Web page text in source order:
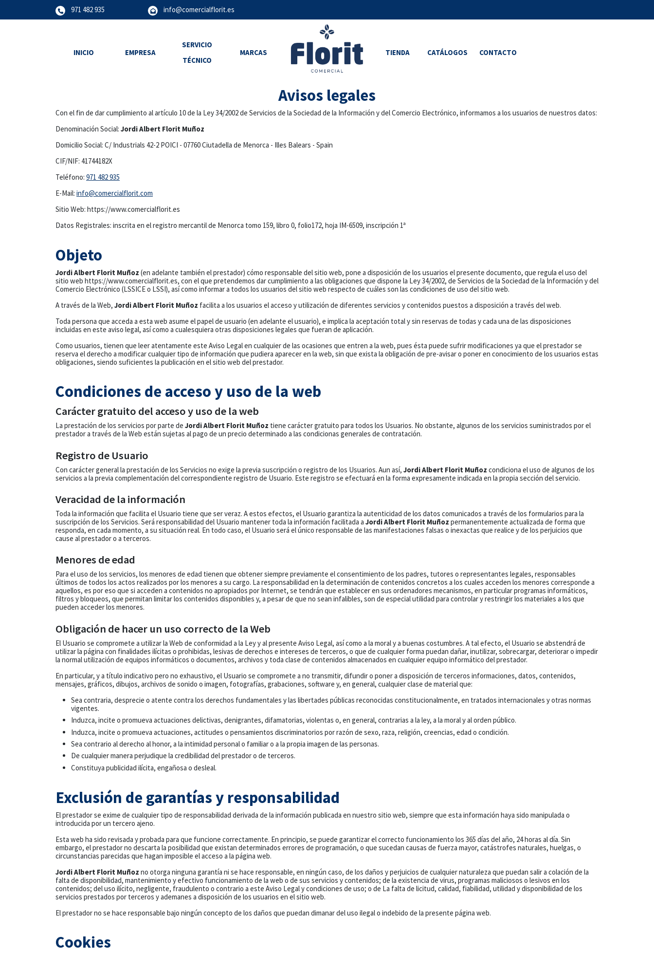
971 482 935 info@comercialflorit.es
INICIO EMPRESA
SERVICIO
TÉCNICO
MARCAS TIENDA CATÁLOGOS CONTACTO
Avisos legales
Con el fin de dar cumplimiento al artículo 10 de la Ley 34/2002 de Servicios de la Sociedad de la Información y del Comercio Electrónico, informamos a los usuarios de nuestros datos:
Denominación Social: Jordi Albert Florit Muñoz
Domicilio Social: C/ Industrials 42-2 POICI - 07760 Ciutadella de Menorca - Illes Balears - Spain
CIF/NIF: 41744182X
Teléfono: 971 482 935
E-Mail: info@comercialflorit.com
Sitio Web: https://www.comercialflorit.es
Datos Registrales: inscrita en el registro mercantil de Menorca tomo 159, libro 0, folio172, hoja IM-6509, inscripción 1ª
Objeto
Jordi Albert Florit Muñoz (en adelante también el prestador) cómo responsable del sitio web, pone a disposición de los usuarios el presente documento, que regula el uso del
sitio web https://www.comercialflorit.es, con el que pretendemos dar cumplimiento a las obligaciones que dispone la Ley 34/2002, de Servicios de la Sociedad de la Información y del
Comercio Electrónico (LSSICE o LSSI), así como informar a todos los usuarios del sitio web respecto de cuáles son las condiciones de uso del sitio web.
A través de la Web, Jordi Albert Florit Muñoz facilita a los usuarios el acceso y utilización de diferentes servicios y contenidos puestos a disposición a través del web.
Toda persona que acceda a esta web asume el papel de usuario (en adelante el usuario), e implica la aceptación total y sin reservas de todas y cada una de las disposiciones
incluidas en este aviso legal, así como a cualesquiera otras disposiciones legales que fueran de aplicación.
Como usuarios, tienen que leer atentamente este Aviso Legal en cualquier de las ocasiones que entren a la web, pues ésta puede sufrir modificaciones ya que el prestador se
reserva el derecho a modificar cualquier tipo de información que pudiera aparecer en la web, sin que exista la obligación de pre-avisar o poner en conocimiento de los usuarios estas
obligaciones, siendo suficientes la publicación en el sitio web del prestador.
Condiciones de acceso y uso de la web
Carácter gratuito del acceso y uso de la web
La prestación de los servicios por parte de Jordi Albert Florit Muñoz tiene carácter gratuito para todos los Usuarios. No obstante, algunos de los servicios suministrados por el
prestador a través de la Web están sujetas al pago de un precio determinado a las condicionas generales de contratación.
Registro de Usuario
Con carácter general la prestación de los Servicios no exige la previa suscripción o registro de los Usuarios. Aun así, Jordi Albert Florit Muñoz condiciona el uso de algunos de los
servicios a la previa complementación del correspondiente registro de Usuario. Este registro se efectuará en la forma expresamente indicada en la propia sección del servicio.
Veracidad de la información
Toda la información que facilita el Usuario tiene que ser veraz. A estos efectos, el Usuario garantiza la autenticidad de los datos comunicados a través de los formularios para la
suscripción de los Servicios. Será responsabilidad del Usuario mantener toda la información facilitada a Jordi Albert Florit Muñoz permanentemente actualizada de forma que
responda, en cada momento, a su situación real. En todo caso, el Usuario será el único responsable de las manifestaciones falsas o inexactas que realice y de los perjuicios que
cause al prestador o a terceros.
Menores de edad
Para el uso de los servicios, los menores de edad tienen que obtener siempre previamente el consentimiento de los padres, tutores o representantes legales, responsables
últimos de todos los actos realizados por los menores a su cargo. La responsabilidad en la determinación de contenidos concretos a los cuales acceden los menores corresponde a
aquellos, es por eso que si acceden a contenidos no apropiados por Internet, se tendrán que establecer en sus ordenadores mecanismos, en particular programas informáticos,
filtros y bloqueos, que permitan limitar los contenidos disponibles y, a pesar de que no sean infalibles, son de especial utilidad para controlar y restringir los materiales a los que
pueden acceder los menores.
Obligación de hacer un uso correcto de la Web
El Usuario se compromete a utilizar la Web de conformidad a la Ley y al presente Aviso Legal, así como a la moral y a buenas costumbres. A tal efecto, el Usuario se abstendrá de
utilizar la página con finalidades ilícitas o prohibidas, lesivas de derechos e intereses de terceros, o que de cualquier forma puedan dañar, inutilizar, sobrecargar, deteriorar o impedir
la normal utilización de equipos informáticos o documentos, archivos y toda clase de contenidos almacenados en cualquier equipo informático del prestador.
En particular, y a título indicativo pero no exhaustivo, el Usuario se compromete a no transmitir, difundir o poner a disposición de terceros informaciones, datos, contenidos,
mensajes, gráficos, dibujos, archivos de sonido o imagen, fotografías, grabaciones, software y, en general, cualquier clase de material que:
Sea contraria, desprecie o atente contra los derechos fundamentales y las libertades públicas reconocidas constitucionalmente, en tratados internacionales y otras normas
vigentes.
Induzca, incite o promueva actuaciones delictivas, denigrantes, difamatorias, violentas o, en general, contrarias a la ley, a la moral y al orden público.
Induzca, incite o promueva actuaciones, actitudes o pensamientos discriminatorios por razón de sexo, raza, religión, creencias, edad o condición.
Sea contrario al derecho al honor, a la intimidad personal o familiar o a la propia imagen de las personas.
De cualquier manera perjudique la credibilidad del prestador o de terceros.
Constituya publicidad ilícita, engañosa o desleal.
Exclusión de garantías y responsabilidad
El prestador se exime de cualquier tipo de responsabilidad derivada de la información publicada en nuestro sitio web, siempre que esta información haya sido manipulada o
introducida por un tercero ajeno.
Esta web ha sido revisada y probada para que funcione correctamente. En principio, se puede garantizar el correcto funcionamiento los 365 días del año, 24 horas al día. Sin
embargo, el prestador no descarta la posibilidad que existan determinados errores de programación, o que sucedan causas de fuerza mayor, catástrofes naturales, huelgas, o
circunstancias parecidas que hagan imposible el acceso a la página web.
Jordi Albert Florit Muñoz no otorga ninguna garantía ni se hace responsable, en ningún caso, de los daños y perjuicios de cualquier naturaleza que puedan salir a colación de la
falta de disponibilidad, mantenimiento y efectivo funcionamiento de la web o de sus servicios y contenidos; de la existencia de virus, programas maliciosos o lesivos en los
contenidos; del uso ilícito, negligente, fraudulento o contrario a este Aviso Legal y condiciones de uso; o de La falta de licitud, calidad, fiabilidad, utilidad y disponibilidad de los
servicios prestados por terceros y ademanes a disposición de los usuarios en el sitio web.
El prestador no se hace responsable bajo ningún concepto de los daños que puedan dimanar del uso ilegal o indebido de la presente página web.
Cookies